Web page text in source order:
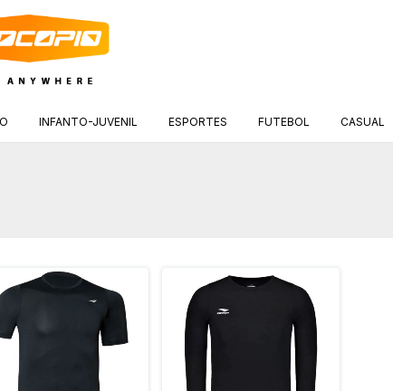
INFANTO-JUVENIL ESPORTES FUTEBOL CASUAL